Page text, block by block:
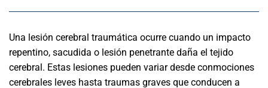
Una lesión cerebral traumática ocurre cuando un impacto
repentino, sacudida o lesión penetrante daña el tejido
cerebral. Estas lesiones pueden variar desde conmociones
cerebrales leves hasta traumas graves que conducen a